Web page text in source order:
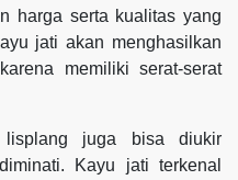
harga serta kualitas yang
jati akan menghasilkan
memiliki serat-serat
lisplang juga bisa diukir
Kayu jati terkenal